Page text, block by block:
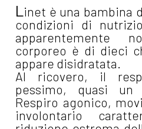
L inet è una bambina
condizioni di
apparentemente
corporeo è di dieci
appare disidratata.
Al ricovero, il
pessimo, quasi un
Respiro agonico,
involontario